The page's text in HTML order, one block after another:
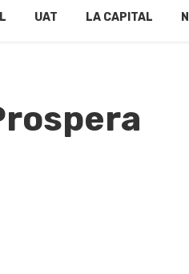
UAT LA CAPITAL